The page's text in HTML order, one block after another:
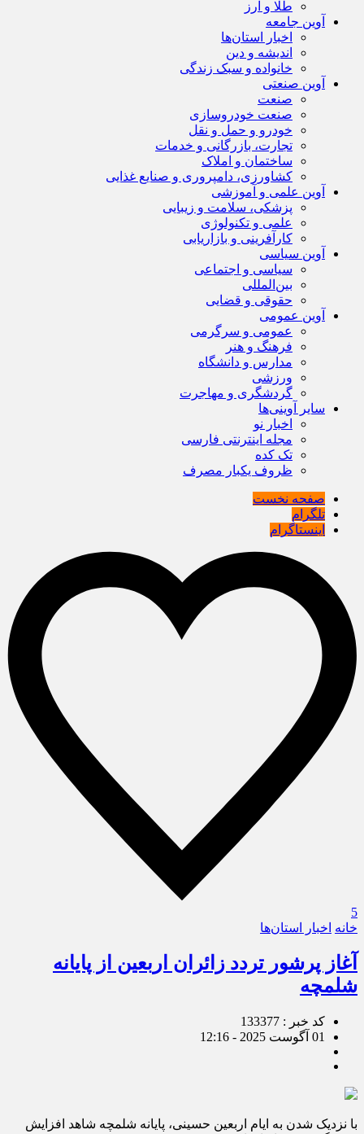
طلا و ارز
آوین جامعه
اخبار استان‌ها
اندیشه و دین
خانواده و سبک زندگی
آوین صنعتی
صنعت
صنعت خودروسازی
خودرو و حمل و نقل
تجارت، بازرگانی و خدمات
ساختمان و املاک
کشاورزی، دامپروری و صنایع غذایی
آوین علمی و آموزشی
پزشکی، سلامت و زیبایی
علمی و تکنولوژی
کارآفرینی و بازاریابی
آوین سیاسی
سیاسی و اجتماعی
بین‌المللی
حقوقی و قضایی
آوین عمومی
عمومی و سرگرمی
فرهنگ و هنر
مدارس و دانشگاه
ورزشی
گردشگری و مهاجرت
سایر آوینی‌ها
اخبار نو
مجله اینترنتی فارسی
تک کده
ظروف یکبار مصرف
صفحه نخست
تلگرام
اینستاگرام
5
خانه اخبار استان‌ها
آغاز پرشور تردد زائران اربعین از پایانه
شلمچه
کد خبر : 133377
01 آگوست 2025 - 12:16
با نزدیک شدن به ایام اربعین حسینی، پایانه شلمچه شاهد افزایش